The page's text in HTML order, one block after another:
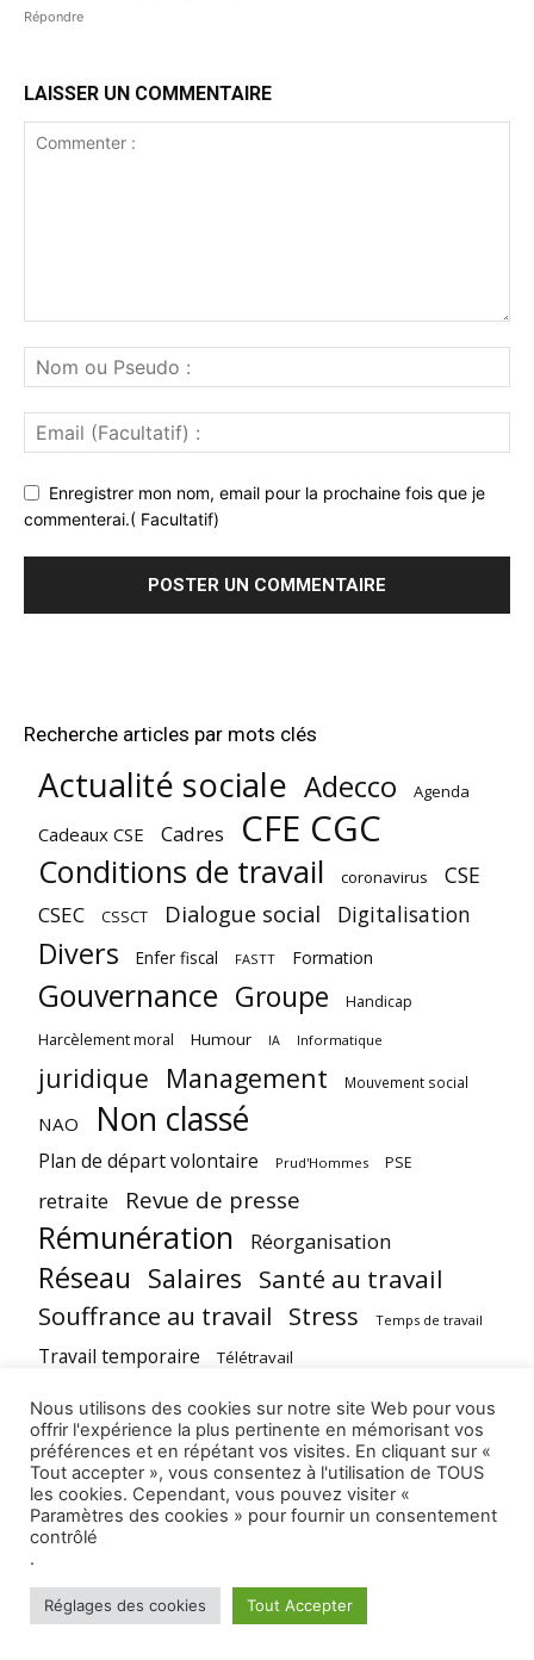
Répondre
LAISSER UN COMMENTAIRE
Enregistrer mon nom, email pour la prochaine fois que je
commenterai.( Facultatif)
Recherche articles par mots clés
Actualité sociale Adecco Agenda
Cadeaux CSE Cadres CFE CGC
Conditions de travail coronavirus CSE
CSEC CSSCT Dialogue social Digitalisation
Divers Enfer fiscal FASTT Formation
Gouvernance Groupe Handicap
Harcèlement moral Humour IA Informatique
juridique Management Mouvement social
NAO Non classé
Plan de départ volontaire Prud'Hommes PSE
retraite Revue de presse
Rémunération Réorganisation
Réseau Salaires Santé au travail
Souffrance au travail Stress Temps de travail
Travail temporaire Télétravail
@cfecgcenermine
10 raisons de ne pas se syndiquer. 5- je négocie
♬ son original - CFE-CGC Enermine
Nous utilisons des cookies sur notre site Web pour vous
offrir l'expérience la plus pertinente en mémorisant vos
préférences et en répétant vos visites. En cliquant sur «
Tout accepter », vous consentez à l'utilisation de TOUS
les cookies. Cependant, vous pouvez visiter «
Paramètres des cookies » pour fournir un consentement
contrôlé
.
Réglages des cookies Tout Accepter